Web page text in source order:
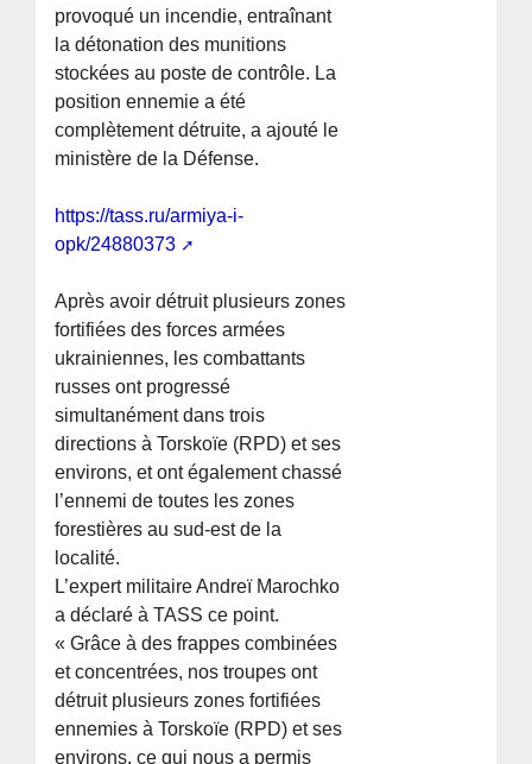
provoqué un incendie, entraînant
la détonation des munitions
stockées au poste de contrôle. La
position ennemie a été
complètement détruite, a ajouté le
ministère de la Défense.
https://tass.ru/armiya-i-
opk/24880373
Après avoir détruit plusieurs zones
fortifiées des forces armées
ukrainiennes, les combattants
russes ont progressé
simultanément dans trois
directions à Torskoïe (RPD) et ses
environs, et ont également chassé
l’ennemi de toutes les zones
forestières au sud-est de la
localité.
L’expert militaire Andreï Marochko
a déclaré à TASS ce point.
« Grâce à des frappes combinées
et concentrées, nos troupes ont
détruit plusieurs zones fortifiées
ennemies à Torskoïe (RPD) et ses
environs, ce qui nous a permis